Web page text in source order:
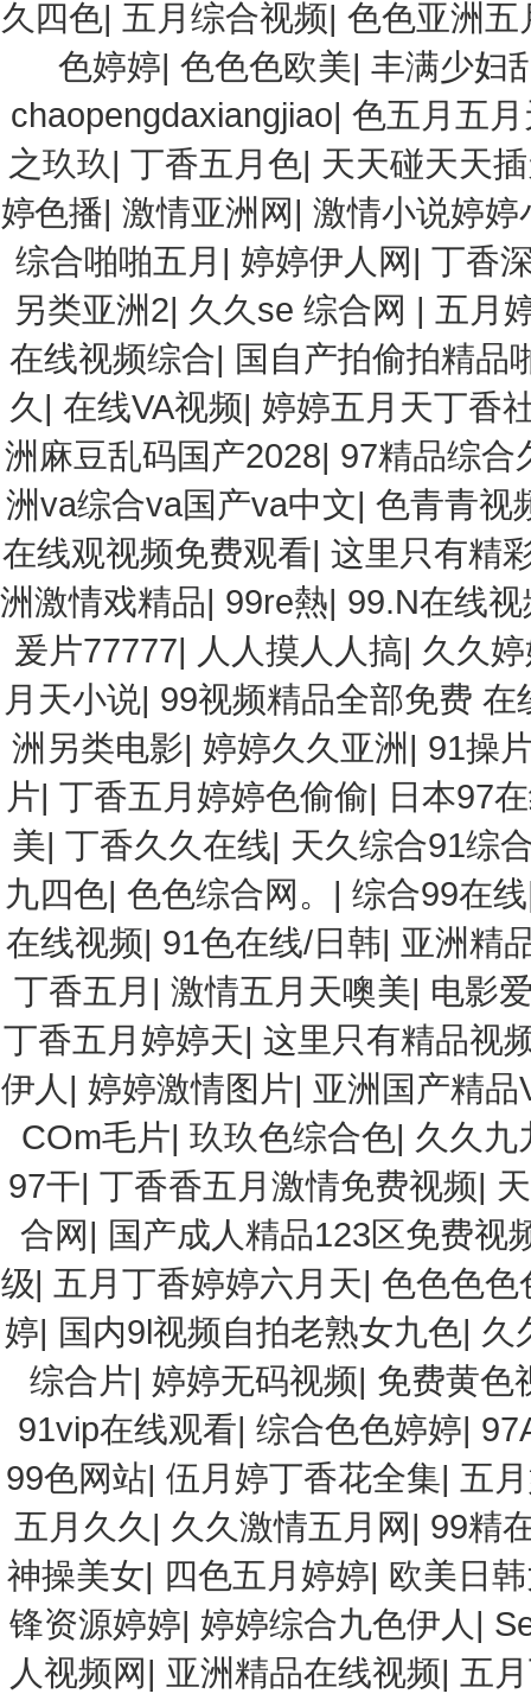
久四色| 五月综合视频|色色亚洲五
色婷婷|色色色欧美|丰满少妇
chaopengdaxiangjiao|色五月五
之玖玖| 丁香五月色| 天天碰天天
婷色播|激情亚洲网|激情小说婷婷
综合啪啪五月 | 婷婷伊人网|丁香
另类亚洲2| 久久se 综合网 | 五月
在线视频综合| 国自产拍偷拍精品
久 |在线VA视频| 婷婷五月天丁香
洲麻豆乱码国产2028| 97精品综合
洲va综合va国产va中文| 色青青视
在线观视频免费观看| 这里只有精
洲激情戏精品| 99re熱| 99.N在线视
爰片77777| 人人摸人人搞| 久久
月天小说| 99视频精品全部免费 在
洲另类电影| 婷婷久久亚洲 | 91操
片|丁香五月婷婷色偷偷| 日本97
美|丁香久久在线| 天久综合91综
九四色| 色色综合网。 | 综合99在线
在线视频| 91色在线/日韩| 亚洲精
丁香五月 |激情五月天噢美| 电影
丁香五月婷婷天| 这里只有精品视
伊人 | 婷婷激情图片| 亚洲国产精品
COm毛片| 玖玖色综合色| 久久九
97干| 丁香香五月激情免费视频|
合网| 国产成人精品123区免费视
级| 五月丁香婷婷六月天|色色色色
婷| 国内9l视频自拍老熟女九色| 久
综合片| 婷婷无码视频| 免费黄色
91vip在线观看| 综合色色婷婷|
99色网站|伍月婷丁香花全集| 五
五月久久 | 久久激情五月网| 99精
神操美女| 四色五月婷婷| 欧美日
锋资源婷婷| 婷婷综合九色伊人 |
人视频网| 亚洲精品在线视频| 五